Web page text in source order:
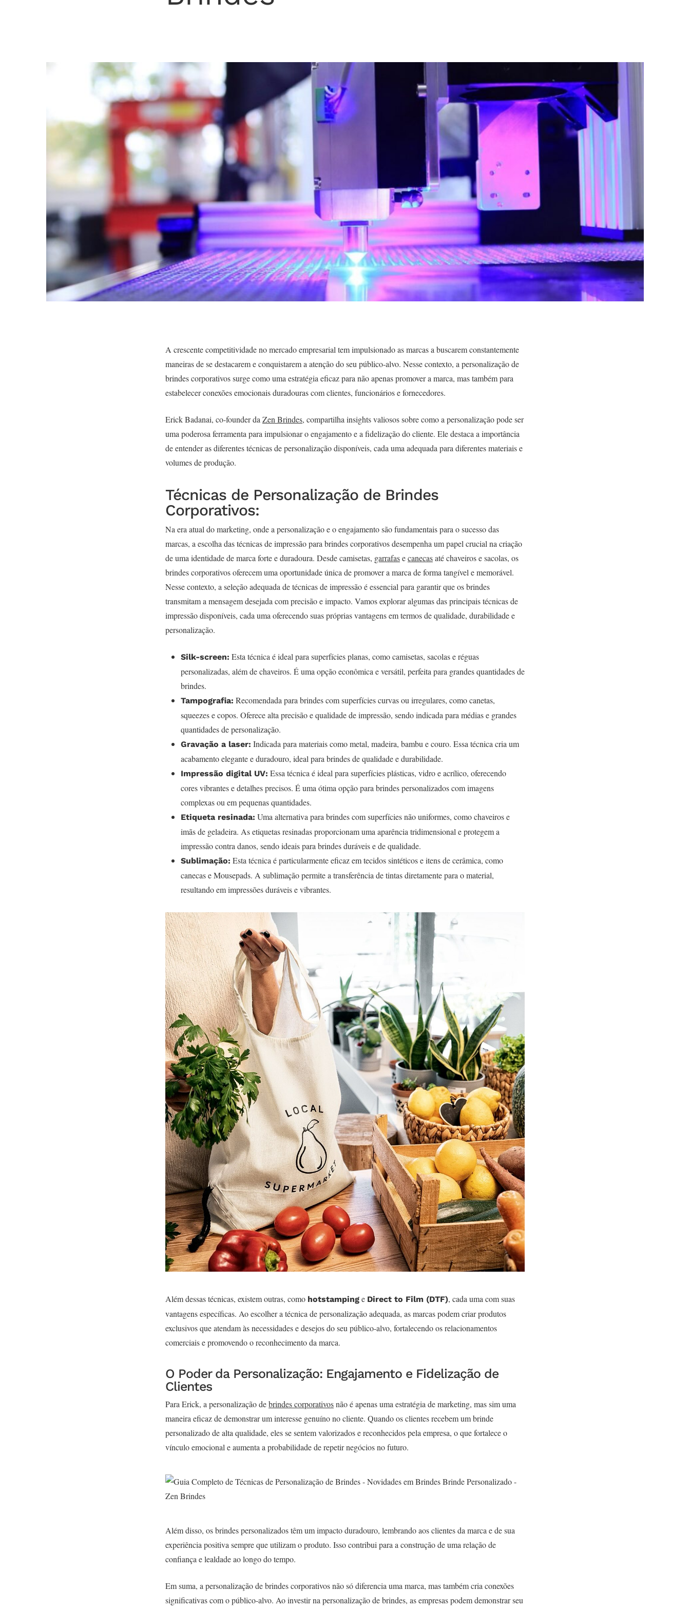
A crescente competitividade no mercado empresarial tem impulsionado as marcas a buscarem constantemente
maneiras de se destacarem e conquistarem a atenção do seu público-alvo. Nesse contexto, a personalização de
brindes corporativos surge como uma estratégia eficaz para não apenas promover a marca, mas também para
estabelecer conexões emocionais duradouras com clientes, funcionários e fornecedores.
Erick Badanai, co-founder daZen Brindes, compartilha insights valiosos sobre como a personalização pode ser
uma poderosa ferramenta para impulsionar o engajamento e a fidelização do cliente. Ele destaca a importância
de entender as diferentes técnicas de personalização disponíveis, cada uma adequada para diferentes materiais e
volumes de produção.
Técnicas de Personalização de Brindes
Corporativos:
Na era atual do marketing, onde a personalização e o engajamento são fundamentais para o sucesso das
marcas, a escolha das técnicas de impressão para brindes corporativos desempenha um papel crucial na criação
de uma identidade de marca forte e duradoura. Desde camisetas, garrafasecanecasaté chaveiros e sacolas, os
brindes corporativos oferecem uma oportunidade única de promover a marca de forma tangível e memorável.
Nesse contexto, a seleção adequada de técnicas de impressão é essencial para garantir que os brindes
transmitam a mensagem desejada com precisão e impacto. Vamos explorar algumas das principais técnicas de
impressão disponíveis, cada uma oferecendo suas próprias vantagens em termos de qualidade, durabilidade e
personalização.
Silk-screen: Esta técnica é ideal para superfícies planas, como camisetas, sacolas e réguas
personalizadas, além de chaveiros. É uma opção econômica e versátil, perfeita para grandes quantidades de
brindes.
Tampografia: Recomendada para brindes com superfícies curvas ou irregulares, como canetas,
squeezes e copos. Oferece alta precisão e qualidade de impressão, sendo indicada para médias e grandes
quantidades de personalização.
Gravação a laser: Indicada para materiais como metal, madeira, bambu e couro. Essa técnica cria um
acabamento elegante e duradouro, ideal para brindes de qualidade e durabilidade.
Impressão digital UV: Essa técnica é ideal para superfícies plásticas, vidro e acrílico, oferecendo
cores vibrantes e detalhes precisos. É uma ótima opção para brindes personalizados com imagens
complexas ou em pequenas quantidades.
Etiqueta resinada: Uma alternativa para brindes com superfícies não uniformes, como chaveiros e
imãs de geladeira. As etiquetas resinadas proporcionam uma aparência tridimensional e protegem a
impressão contra danos, sendo ideais para brindes duráveis e de qualidade.
Sublimação: Esta técnica é particularmente eficaz em tecidos sintéticos e itens de cerâmica, como
canecas e Mousepads. A sublimação permite a transferência de tintas diretamente para o material,
resultando em impressões duráveis e vibrantes.
Além dessas técnicas, existem outras, como hotstamping e Direct to Film (DTF), cada uma com suas
vantagens específicas. Ao escolher a técnica de personalização adequada, as marcas podem criar produtos
exclusivos que atendam às necessidades e desejos do seu público-alvo, fortalecendo os relacionamentos
comerciais e promovendo o reconhecimento da marca.
O Poder da Personalização: Engajamento e Fidelização de
Clientes
Para Erick, a personalização debrindes corporativosnão é apenas uma estratégia de marketing, mas sim uma
maneira eficaz de demonstrar um interesse genuíno no cliente. Quando os clientes recebem um brinde
personalizado de alta qualidade, eles se sentem valorizados e reconhecidos pela empresa, o que fortalece o
vínculo emocional e aumenta a probabilidade de repetir negócios no futuro.
Além disso, os brindes personalizados têm um impacto duradouro, lembrando aos clientes da marca e de sua
experiência positiva sempre que utilizam o produto. Isso contribui para a construção de uma relação de
confiança e lealdade ao longo do tempo.
Em suma, a personalização de brindes corporativos não só diferencia uma marca, mas também cria conexões
significativas com o público-alvo. Ao investir na personalização de brindes, as empresas podem demonstrar seu